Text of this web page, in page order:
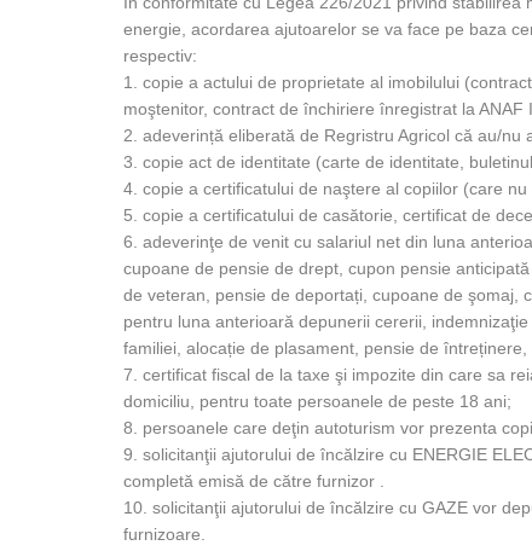
energie, acordarea ajutoarelor se va face pe baza
respectiv:
1. copie a actului de proprietate al imobilului
moştenitor, contract de închiriere înregistrat la
2. adeverință eliberată de Regristru Agricol că au/nu
3. copie act de identitate (carte de identitate,
4. copie a certificatului de naştere al copiilor (care
5. copie a certificatului de casătorie, certificat de
6. adeverinţe de venit cu salariul net din luna
cupoane de pensie de drept, cupon pensie
de veteran, pensie de deportați, cupoane de şomaj,
pentru luna anterioară depunerii cererii,
familiei, alocație de plasament, pensie de
7. certificat fiscal de la taxe şi impozite din care sa
domiciliu, pentru toate persoanele de peste 18 ani;
8. persoanele care deţin autoturism vor prezenta
9. solicitanţii ajutorului de încălzire cu ENERGIE
completă emisă de către furnizor .
10. solicitanţii ajutorului de încălzire cu GAZE vor
furnizoare.